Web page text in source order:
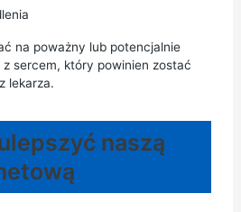
na poważny lub potencjalnie
sercem, który powinien zostać
lekarza.
naszą